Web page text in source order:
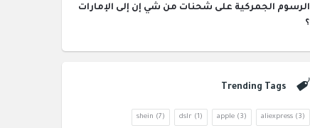
الرسوم الجمركية على شحنات من شي إن إلى الإمارات
؟
Trending Tags
aliexpress(3)
apple(3)
dslr (1)
shein (7)